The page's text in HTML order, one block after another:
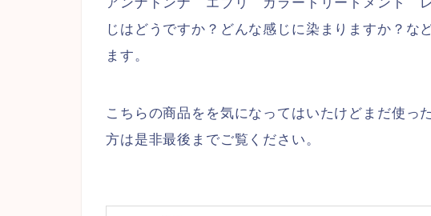
じはどうですか？どんな感じに染まりますか？な
ます。
こちらの商品をを気になってはいたけどまだ使っ
方は是非最後までご覧ください。